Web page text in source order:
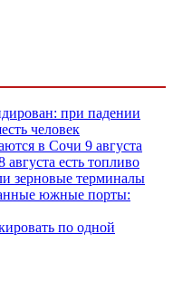
при падении
человек
в Сочи 9 августа
есть топливо
зерновые терминалы
южные порты:
по одной